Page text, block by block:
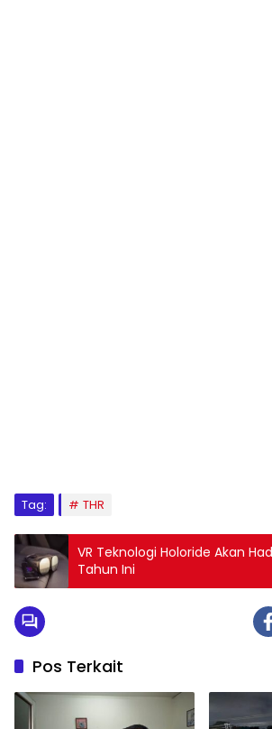
Tag: THR
VR Teknologi Holoride Akan
Tahun Ini
Pos Terkait